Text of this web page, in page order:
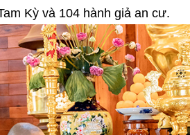
Kỳ và 104 hành giả an cư.